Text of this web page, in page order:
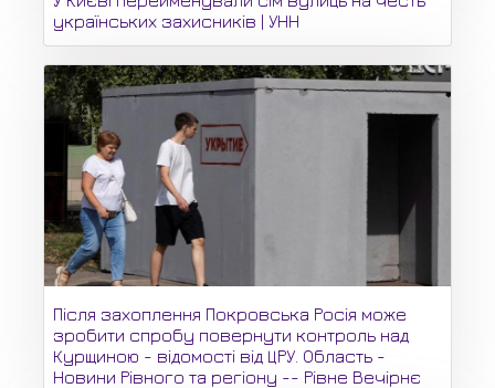
українських захисників | УНН
Після захоплення Покровська Росія може
зробити спробу повернути контроль над
Курщиною - відомості від ЦРУ. Область -
Новини Рівного та регіону -- Рівне Вечірнє